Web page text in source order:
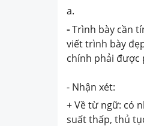
a.
-Trình bày cần
viết trình bày
chính phải được
- Nhận xét:
+ Về từ ngữ: có
suất thấp, thủ